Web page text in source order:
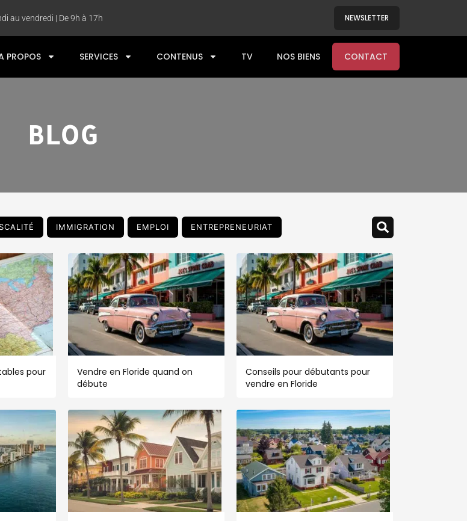
au vendredi | De 9h à 17h NEWSLETTER
PROPOS SERVICES CONTENUS TV NOS BIENS CONTACT
BLOG
IMMIGRATION EMPLOI ENTREPRENEURIAT
pour
Vendre en Floride quand on
débute
Conseils pour débutants pour
vendre en Floride